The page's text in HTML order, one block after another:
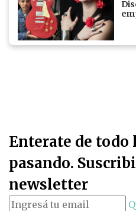
Enterate de todo
pasando.
newsletter